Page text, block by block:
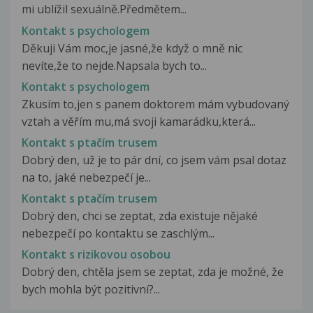
mi ublížil sexuálně.Předmětem...
Kontakt s psychologem
Děkuji Vám moc,je jasné,že když o mně nic
nevíte,že to nejde.Napsala bych to...
Kontakt s psychologem
Zkusím to,jen s panem doktorem mám vybudovaný
vztah a věřím mu,má svoji kamarádku,která...
Kontakt s ptačím trusem
Dobrý den, už je to pár dní, co jsem vám psal dotaz
na to, jaké nebezpečí je...
Kontakt s ptačím trusem
Dobrý den, chci se zeptat, zda existuje nějaké
nebezpečí po kontaktu se zaschlým...
Kontakt s rizikovou osobou
Dobrý den, chtěla jsem se zeptat, zda je možné, že
bych mohla být pozitivní?...